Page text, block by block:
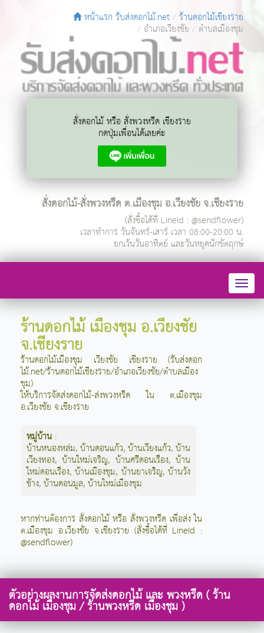
หน้าแรก รับส่งดอกไม้.net ร้านดอกไม้เชียงราย
อำเภอเวียงชัย ตำบลเมืองชุม
สั่งดอกไม้ หรือ สั่งพวงหรีด เชียงราย
กดปุ่มเพื่อนได้เลยค่ะ
สั่งดอกไม้-สั่งพวงหรีด ต.เมืองชุม อ.เวียงชัย จ.เชียงราย
(สั่งซื้อได้ที่ LineId : @sendflower)
เวลาทำการ วันจันทร์-เสาร์ เวลา 08:00-20:00 น.
ยกเว้นวันอาทิตย์ และวันหยุดนักขัตฤกษ์
ร้านดอกไม้ เมืองชุม อ.เวียงชัย
จ.เชียงราย
ร้านดอกไม้เมืองชุม เวียงชัย เชียงราย (รับส่งดอก
ไม้.net/ร้านดอกไม้เชียงราย/อำเภอเวียงชัย/ตำบลเมือง
ชุม)
ให้บริการจัดส่งดอกไม้-ส่งพวงหรีด ใน ต.เมืองชุม
อ.เวียงชัย จ.เชียงราย
หมู่บ้าน :
บ้านหนองหล่ม,บ้านดอนแก้ว,บ้านเวียงแก้ว,บ้าน
เวียงทอง,บ้านใหม่เจริญ, บ้านศรีดอนเรือง,บ้าน
ใหม่ดอนเรือง,บ้านเมืองชุม, บ้านยาเจริญ,บ้านวัง
ช้าง,บ้านดอนมูล,บ้านใหม่เมืองชุม
หากท่านต้องการ สั่งดอกไม้ หรือ สั่งพวงหรีด เพื่อส่ง ใน
ต.เมืองชุม อ.เวียงชัย จ.เชียงราย (สั่งซื้อได้ที่ LineId :
@sendflower)
ตัวอย่างผลงานการจัดส่งดอกไม้ และ พวงหรีด ( ร้าน
ดอกไม้ เมืองชุม / ร้านพวงหรีด เมืองชุม )